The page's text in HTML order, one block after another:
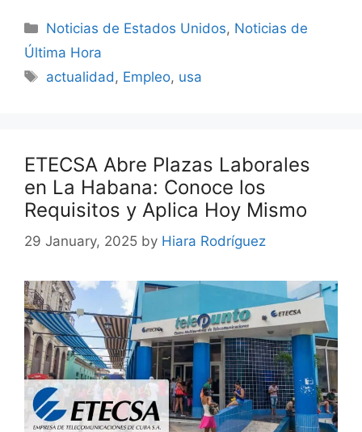
Categories
Noticias de Estados Unidos, Noticias de
Última Hora
Tags
actualidad, Empleo, usa
ETECSA Abre Plazas Laborales
en La Habana: Conoce los
Requisitos y Aplica Hoy Mismo
29 January, 2025 by Hiara Rodríguez